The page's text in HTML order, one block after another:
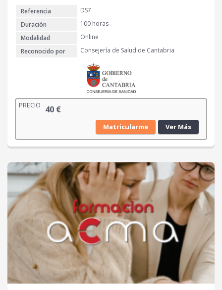
Referencia
DS7
Duración
100 horas
Modalidad
Online
Reconocido por
Consejería de Salud de Cantabria
PRECIO 40 €
Matricularme Ver Más